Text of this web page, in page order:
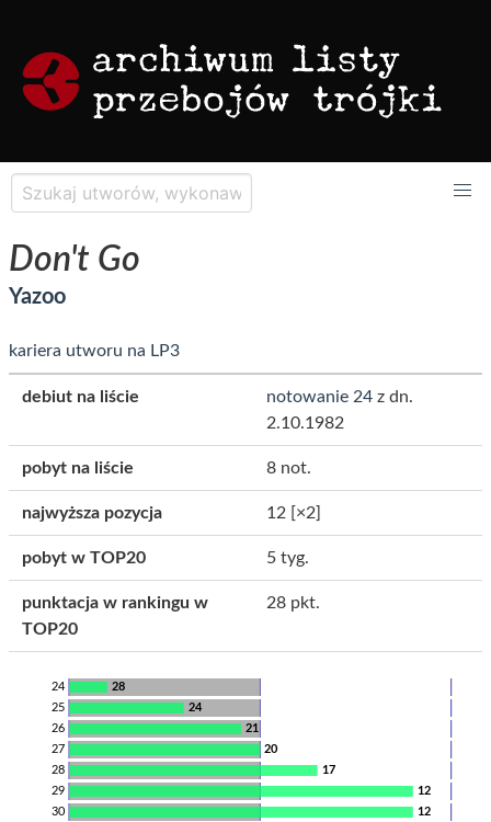
Don't Go
Yazoo
kariera utworu na LP3
debiut na liście notowanie 24 z dn.
2.10.1982
pobyt na liście 8 not.
najwyższa pozycja 12 [×2]
pobyt w TOP20 5 tyg.
punktacja w rankingu w
TOP20
28 pkt.
28
24
24
25
21
26
20
27
17
28
12
29
12
30